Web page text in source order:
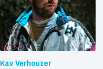
Kav Verhouzer